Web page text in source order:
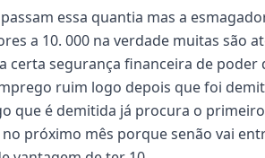
essa quantia mas a
a 10. 000 na verdade muitas são
certa segurança financeira de poder
ruim logo depois que foi
que é demitida já procura o
próximo mês porque senão vai